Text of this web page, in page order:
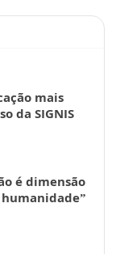
mais
da SIGNIS
é dimensão